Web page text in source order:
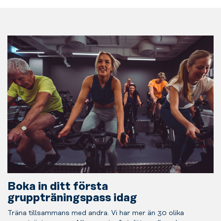
Boka in ditt första
gruppträningspass idag
Träna tillsammans med andra. Vi har mer än 30 olika